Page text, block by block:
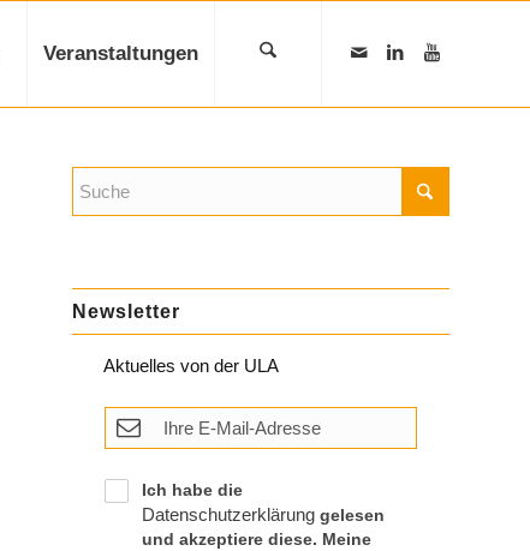
Veranstaltungen
Newsletter
Aktuelles von der ULA
Ich habe die
Datenschutzerklärunggelesen
und akzeptiere diese. Meine